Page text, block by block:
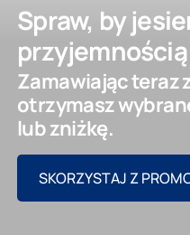
Wsparcie
Raty Santander
Inspiracje
SKONTAKTUJ SIĘ Z
Spraw, by
przyjemnością
Zamawiając teraz
otrzymasz
lub zniżkę.
SKORZYSTAJ Z